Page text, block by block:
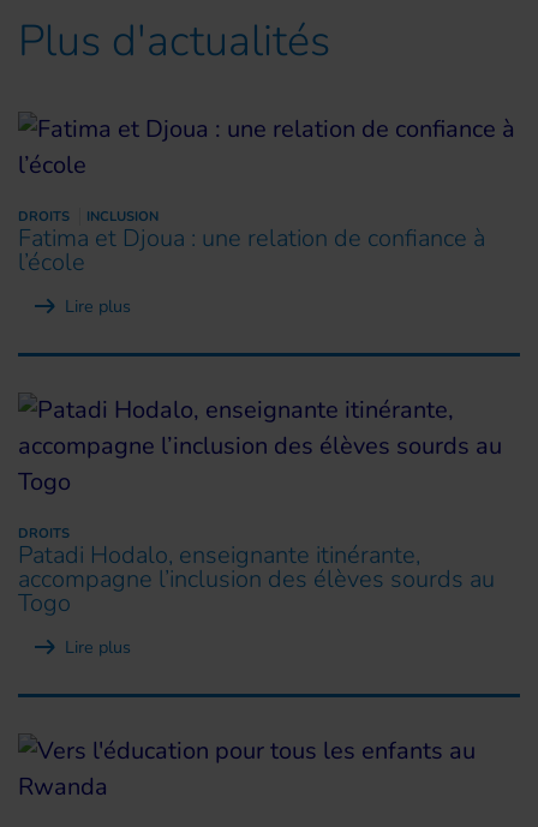
Plus d'actualités
DROITS INCLUSION
Fatima et Djoua : une relation de confiance à
l’école
Lire plus
DROITS
Patadi Hodalo, enseignante itinérante,
accompagne l’inclusion des élèves sourds au
Togo
Lire plus